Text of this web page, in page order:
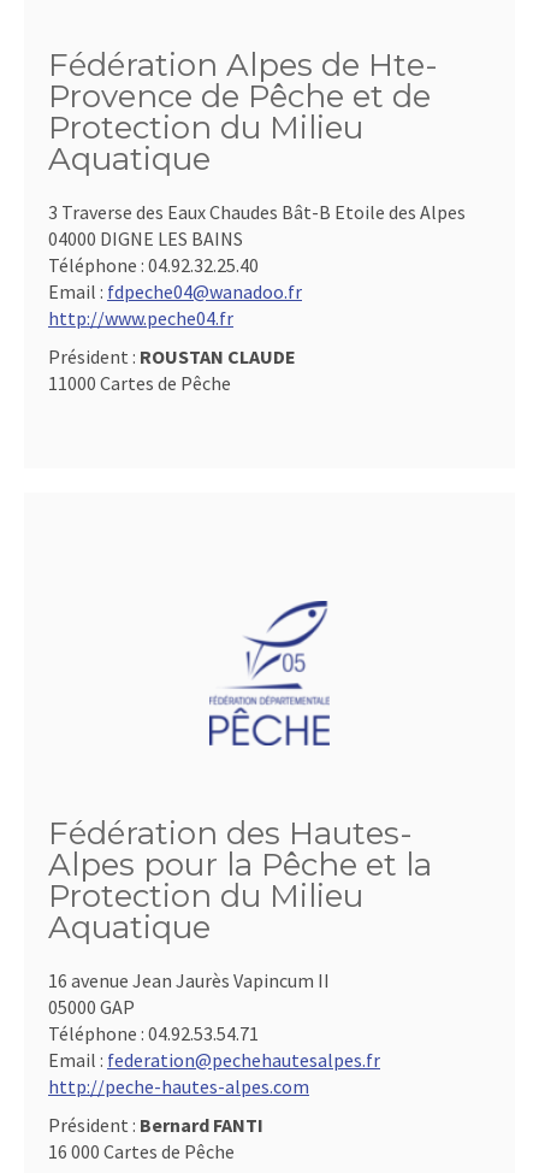
Fédération Alpes de Hte-
Provence de Pêche et de
Protection du Milieu
Aquatique
3 Traverse des Eaux Chaudes Bât-B Etoile des Alpes
04000 DIGNE LES BAINS
Téléphone : 04.92.32.25.40
Email : fdpeche04@wanadoo.fr
http://www.peche04.fr
Président : ROUSTAN CLAUDE
11000 Cartes de Pêche
Fédération des Hautes-
Alpes pour la Pêche et la
Protection du Milieu
Aquatique
16 avenue Jean Jaurès Vapincum II
05000 GAP
Téléphone : 04.92.53.54.71
Email : federation@pechehautesalpes.fr
http://peche-hautes-alpes.com
Président : Bernard FANTI
16 000 Cartes de Pêche